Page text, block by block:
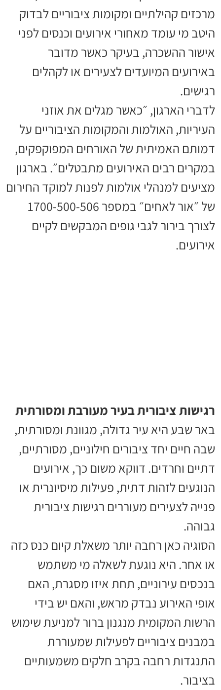
מרכזים קהילתיים ומקומות ציבוריים לבדוק
היטב מי עומד מאחורי אירועים וכנסים לפני
אישור ההשכרה, בעיקר כאשר מדובר
באירועים המיועדים לצעירים או לקהלים
רגישים.
לדברי הארגון, ״כאשר מגלים את אוזני
העיריות, האולמות והמקומות הציבוריים על
דמותם האמיתית של האורחים המפוקפקים,
במקרים רבים האירועים מתבטלים״. בארגון
מציעים למנהלי אולמות לפנות למוקד החירום
של ״אור לאחים״ במספר 1700-500-506
לצורך בירור לגבי גופים המבקשים לקיים
אירועים.
רגישות ציבורית בעיר מעורבת ומסורתית
באר שבע היא עיר גדולה, מגוונת ומסורתית,
שבה חיים יחד ציבורים חילוניים, מסורתיים,
דתיים וחרדים. דווקא משום כך, אירועים
הנוגעים לזהות דתית, פעילות מיסיונרית או
פנייה לצעירים מעוררים רגישות ציבורית
גבוהה.
הסוגיה כאן רחבה יותר משאלת קיום כנס כזה
או אחר. היא נוגעת לשאלה מי משתמש
בנכסים עירוניים, תחת איזו מסגרת, האם
אופי האירוע נבדק מראש, והאם יש בידי
הרשות המקומית מנגנון ברור למניעת שימוש
במבנים ציבוריים לפעילות שמעוררת
התנגדות רחבה בקרב חלקים משמעותיים
בציבור.